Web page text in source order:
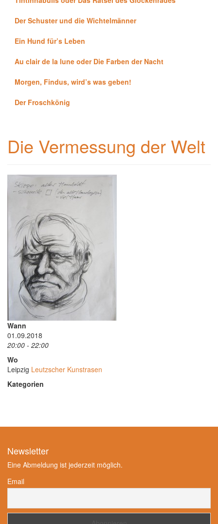
Der Schuster und die Wichtelmänner
Ein Hund für’s Leben
Au clair de la lune oder Die Farben der Nacht
Morgen, Findus, wird’s was geben!
Der Froschkönig
Die Vermessung der Welt
Wann
01.09.2018
20:00 - 22:00
Wo
Leipzig Leutzscher Kunstrasen
Kategorien
Newsletter
Eine Abmeldung ist jederzeit möglich.
Email